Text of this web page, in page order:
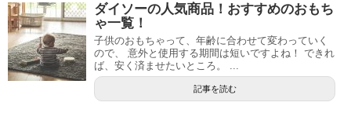
ダイソーの人気商品！おすすめのおもち
ゃ一覧！
子供のおもちゃって、年齢に合わせて変わっていく
ので、 意外と使用する期間は短いですよね！ できれ
ば、安く済ませたいところ。 ...
記事を読む